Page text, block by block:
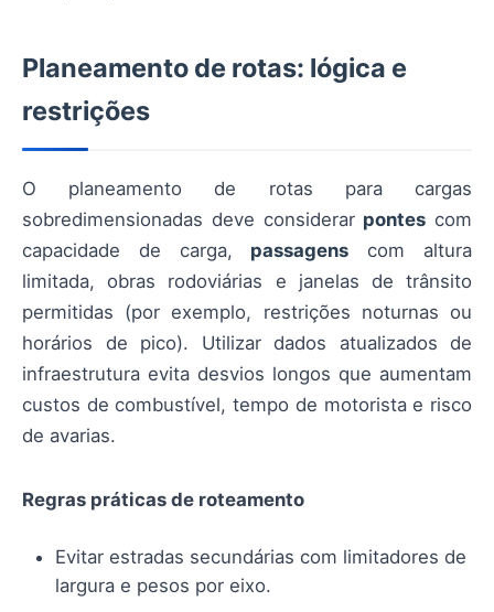
Planeamento de rotas: lógica e
restrições
O planeamento de rotas para cargas
sobredimensionadas deve considerar pontes com
capacidade de carga, passagens com altura
limitada, obras rodoviárias e janelas de trânsito
permitidas (por exemplo, restrições noturnas ou
horários de pico). Utilizar dados atualizados de
infraestrutura evita desvios longos que aumentam
custos de combustível, tempo de motorista e risco
de avarias.
Regras práticas de roteamento
Evitar estradas secundárias com limitadores de
largura e pesos por eixo.